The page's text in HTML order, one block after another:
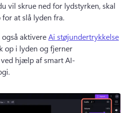
vil skrue ned for lydstyrken, skal
at slå lyden fra.
aktivere Ai støjundertrykkelse
op i lyden og fjerner
hjælp af smart AI-